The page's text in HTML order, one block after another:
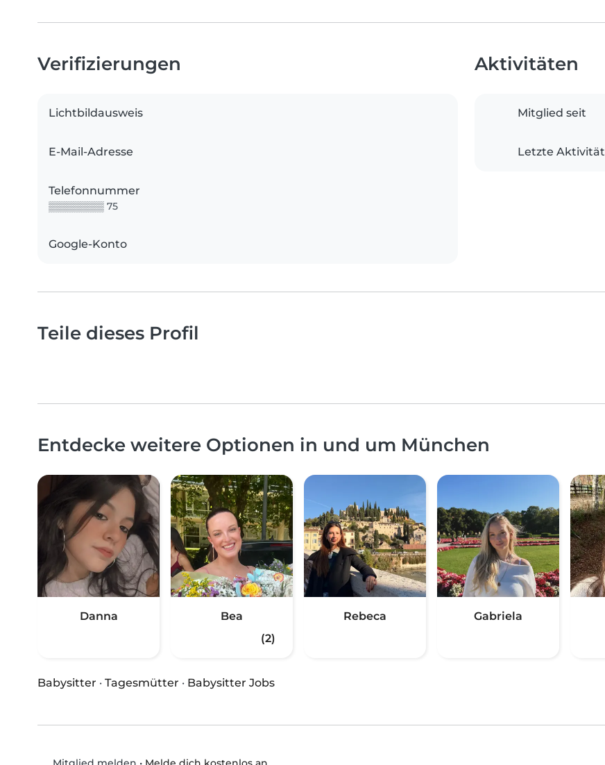
Verifizierungen
Lichtbildausweis
E-Mail-Adresse
Telefonnummer
▒▒▒▒▒▒▒▒ 75
Google-Konto
Aktivitäten
Mitglied seit
Letzte Aktivität
Teile dieses Profil
Entdecke weitere Optionen in und um München
Danna
Bea
(2)
Rebeca Gabriela
Babysitter · Tagesmütter · Babysitter Jobs